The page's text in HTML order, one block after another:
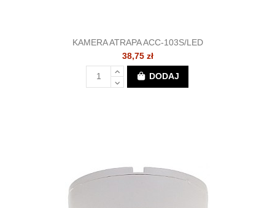
KAMERA ATRAPA ACC-103S/LED
38,75 zł
DODAJ